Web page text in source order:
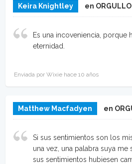
Keira Knightley en ORGULLO
Es una incoveniencia,
eternidad.
Enviada por Wixie hace 10 años
Matthew Macfadyen en
Si sus sentimientos son los
una vez, una palabra suya me
sus sentimientos hubiesen